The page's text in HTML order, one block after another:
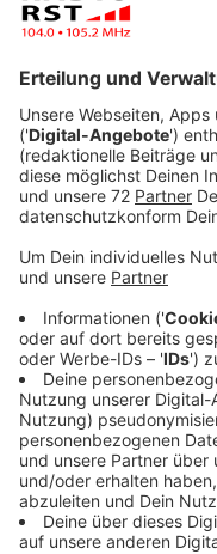
Anzeige
Morgen (Sa.,
des offenen
Projekte öffnen ihre
die Möglichkeit,
kennenzulernen –
Wohnkollektiven.
Anzeige
Vielfalt der
Anzeige
Zwischen 10 und 17
das Wohnkollektiv